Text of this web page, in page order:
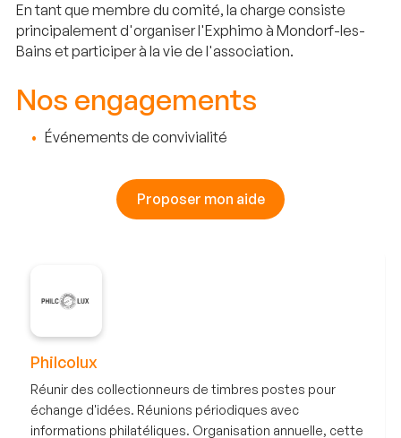
En tant que membre du comité, la charge consiste
principalement d'organiser l'Exphimo à Mondorf-les-
Bains et participer à la vie de l'association.
Nos engagements
Événements de convivialité
Proposer mon aide
Philcolux
Réunir des collectionneurs de timbres postes pour
échange d'idées. Réunions périodiques avec
informations philatéliques. Organisation annuelle, cette